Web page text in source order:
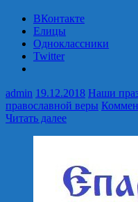
ВКонтакте
Елицы
Одноклассники
Twitter
admin 19.12.2018 Наши
православной веры
Читать далее